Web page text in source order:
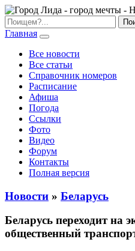
Главная
Все новости
Все статьи
Справочник номеров
Расписание
Афиша
Погода
Ссылки
Фото
Видео
Форум
Контакты
Полная версия
Новости » Беларусь
Беларусь переходит на
общественный